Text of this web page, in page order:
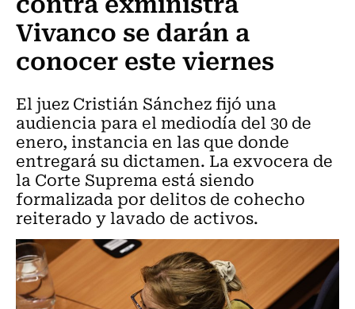
Vivanco se darán a
conocer este viernes
El juez Cristián Sánchez fijó una
audiencia para el mediodía del 30 de
enero, instancia en las que donde
entregará su dictamen. La exvocera de
la Corte Suprema está siendo
formalizada por delitos de cohecho
reiterado y lavado de activos.